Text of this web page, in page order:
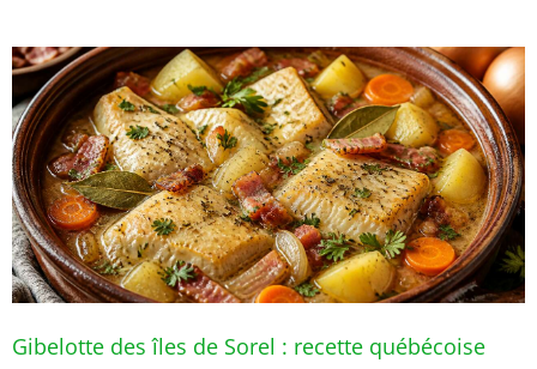
Gibelotte des îles de Sorel : recette québécoise